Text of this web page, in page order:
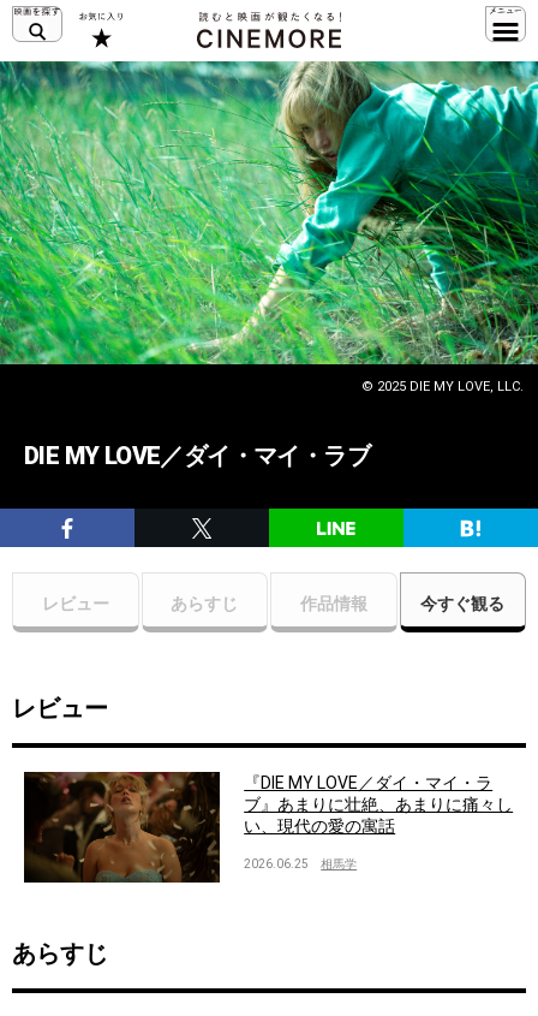
© 2025 DIE MY LOVE, LLC.
DIE MY LOVE／ダイ・マイ・ラブ
レビュー あらすじ 作品情報 今すぐ観る
レビュー
『DIE MY LOVE／ダイ・マイ・ラ
ブ』あまりに壮絶、あまりに痛々し
い、現代の愛の寓話
2026.06.25 相馬学
あらすじ